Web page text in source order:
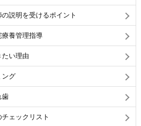
説明を受けるポイント
養管理指導
たい理由
ング
歯
ェックリスト